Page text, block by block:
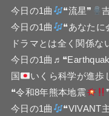
今日の1曲
❝流星❞
今日の1曲
❝あなたに
ドラマとは全く関係な
今日の1曲
国
いくら科学が進歩
❝令和8年熊本地震
今日の1曲
❝VIVANT